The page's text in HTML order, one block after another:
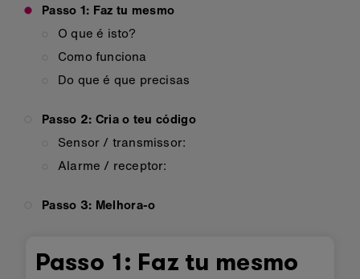
Passo 1: Faz tu mesmo
O que é isto?
Como funciona
Do que é que precisas
Passo 2: Cria o teu código
Sensor / transmissor:
Alarme / receptor:
Passo 3: Melhora-o
Passo 1: Faz tu mesmo